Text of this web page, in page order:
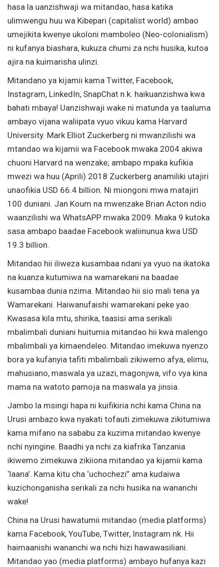
hasa la uanzishwaji wa mitandao, hasa katika
ulimwengu huu wa Kibepari (capitalist world) ambao
umejikita kwenye ukoloni mamboleo (Neo-colonialism)
ni kufanya biashara, kukuza chumi za nchi husika, kutoa
ajira na kuimarisha ulinzi.
Mitandano ya kijamii kama Twitter, Facebook,
Instagram, LinkedIn, SnapChat n.k. haikuanzishwa kwa
bahati mbaya! Uanzishwaji wake ni matunda ya taaluma
ambayo vijana waliipata vyuo vikuu kama Harvard
University. Mark Elliot Zuckerberg ni mwanzilishi wa
mtandao wa kijamii wa Facebook mwaka 2004 akiwa
chuoni Harvard na wenzake; ambapo mpaka kufikia
mwezi wa huu (Aprili) 2018 Zuckerberg anamiliki utajiri
unaofikia USD 66.4 billion. Ni miongoni mwa matajiri
100 duniani. Jan Koum na mwenzake Brian Acton ndio
waanzilishi wa WhatsAPP mwaka 2009. Miaka 9 kutoka
sasa ambapo baadae Facebook waliinunua kwa USD
19.3 billion.
Mitandao hii iliweza kusambaa ndani ya vyuo na ikatoka
na kuanza kutumiwa na wamarekani na baadae
kusambaa dunia nzima. Mitandao hii sio mali tena ya
Wamarekani. Haiwanufaishi wamarekani peke yao.
Kwasasa kila mtu, shirika, taasisi ama serikali
mbalimbali duniani huitumia mitandao hii kwa malengo
mbalimbali ya kimaendeleo. Mitandao imekuwa nyenzo
bora ya kufanyia tafiti mbalimbali zikiwemo afya, elimu,
mahusiano, maswala ya uzazi, magonjwa, vifo vya kina
mama na watoto pamoja na maswala ya jinsia.
Jambo la msingi hapa ni kuifikiria nchi kama China na
Urusi ambazo kwa nyakati tofauti zimekuwa zikitumiwa
kama mifano na sababu za kuzima mitandao kwenye
nchi nyingine. Baadhi ya nchi za kiafrika Tanzania
ikiwemo zimekuwa zikiiona mitandao ya kijamii kama
‘laana’. Kama kitu cha ‘uchochezi” ama kudaiwa
kuzichonganisha serikali za nchi husika na wananchi
wake!
China na Urusi hawatumii mitandao (media platforms)
kama Facebook, YouTube, Twitter, Instagram nk. Hii
haimaanishi wananchi wa nchi hizi hawawasiliani.
Mitandao yao (media platforms) ambayo hufanya kazi